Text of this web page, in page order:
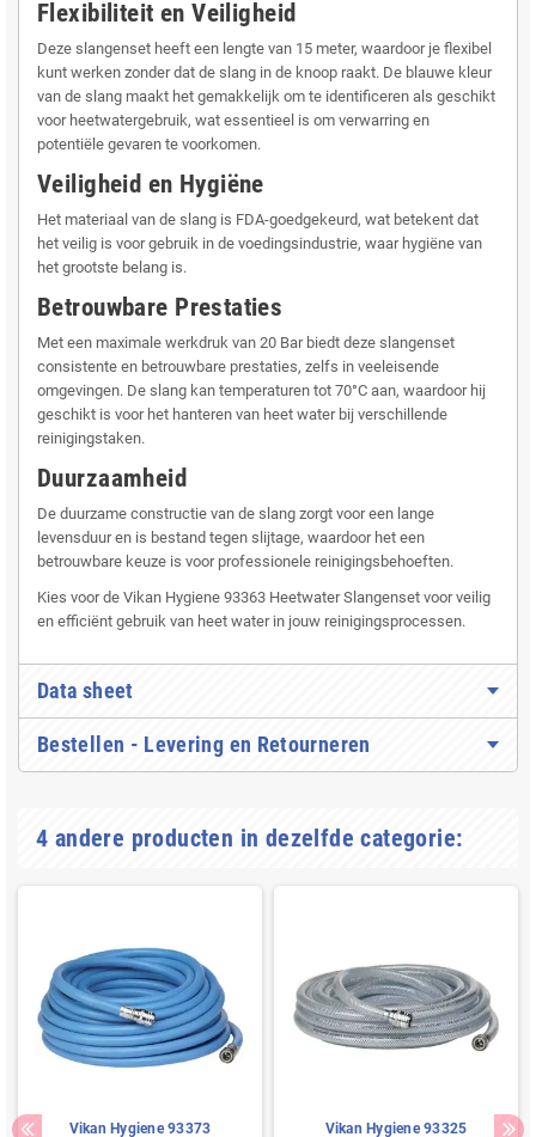
Flexibiliteit en Veiligheid
Deze slangenset heeft een lengte van 15 meter, waardoor je flexibel
kunt werken zonder dat de slang in de knoop raakt. De blauwe kleur
van de slang maakt het gemakkelijk om te identificeren als geschikt
voor heetwatergebruik, wat essentieel is om verwarring en
potentiële gevaren te voorkomen.
Veiligheid en Hygiëne
Het materiaal van de slang is FDA-goedgekeurd, wat betekent dat
het veilig is voor gebruik in de voedingsindustrie, waar hygiëne van
het grootste belang is.
Betrouwbare Prestaties
Met een maximale werkdruk van 20 Bar biedt deze slangenset
consistente en betrouwbare prestaties, zelfs in veeleisende
omgevingen. De slang kan temperaturen tot 70°C aan, waardoor hij
geschikt is voor het hanteren van heet water bij verschillende
reinigingstaken.
Duurzaamheid
De duurzame constructie van de slang zorgt voor een lange
levensduur en is bestand tegen slijtage, waardoor het een
betrouwbare keuze is voor professionele reinigingsbehoeften.
Kies voor de Vikan Hygiene 93363 Heetwater Slangenset voor veilig
en efficiënt gebruik van heet water in jouw reinigingsprocessen.
Data sheet
Bestellen - Levering en Retourneren
4 andere producten in dezelfde categorie:
Vikan Hygiene 93373
Vikan Hygiene 93325